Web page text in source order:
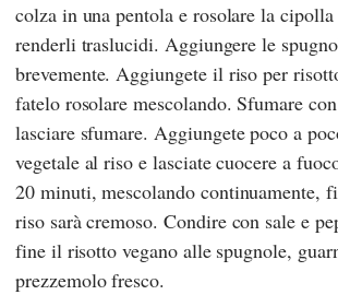
colza in una pentola e rosolare la
renderli traslucidi. Aggiungere le
brevemente. Aggiungete il riso per
fatelo rosolare mescolando. Sfumare
lasciare sfumare. Aggiungete poco a
vegetale al riso e lasciate cuocere a
20 minuti, mescolando continuamente,
riso sarà cremoso. Condire con sale e
fine il risotto vegano alle spugnole,
prezzemolo fresco.